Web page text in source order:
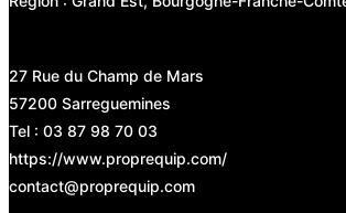
27 Rue du Champ de Mars
57200 Sarreguemines
Tel : 03 87 98 70 03
https://www.proprequip.com/
contact@proprequip.com